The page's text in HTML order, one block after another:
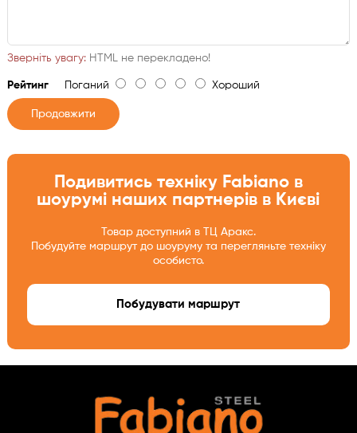
Зверніть увагу:HTML не перекладено!
РейтингПоганий Хороший
Продовжити
Подивитись техніку Fabiano в
шоурумі наших партнерів в Києві
Товар доступний в ТЦ Аракс.
Побудуйте маршрут до шоуруму та перегляньте техніку
особисто.
Побудувати маршрут